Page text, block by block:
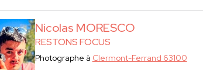
Nicolas MORESCO
RESTONS FOCUS
Photographe à Clermont-Ferrand 63100